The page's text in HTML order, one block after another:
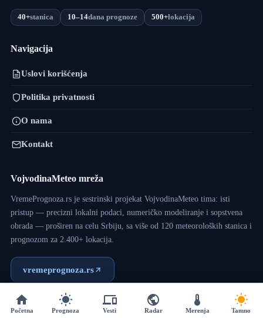
40+stanica 10–14dana prognoze 500+lokacija
Navigacija
Uslovi korišćenja
Politika privatnosti
O nama
Kontakt
VojvodinaMeteo mreža
VremePrognoza.rs je sestrinski projekat VojvodinaMeteo tima: isti
pristup — precizni lokalni podaci, numeričko modeliranje i sopstvena
obrada — proširen na celu Srbiju, sa više od 120 meteoroloških stanica i
prognozom za 2.400+ lokacija.
vremeprognoza.rs
Početna Prognoza Vesti Radar Merenja Tamno